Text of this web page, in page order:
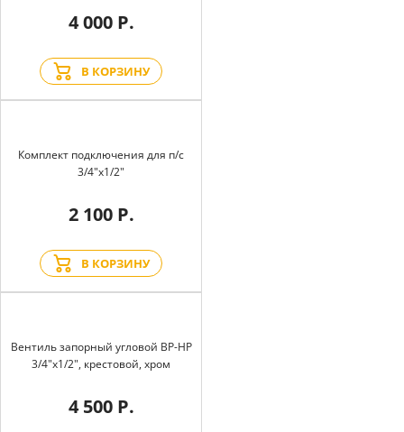
4 000 Р.
В КОРЗИНУ
Комплект подключения для п/с
3/4"х1/2"
2 100 Р.
В КОРЗИНУ
Вентиль запорный угловой BP-HP
3/4"х1/2", крестовой, хром
4 500 Р.